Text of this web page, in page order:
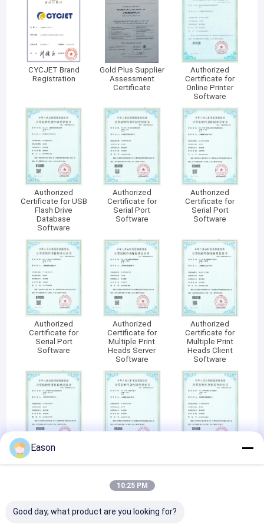
Imprimante Consumables
CYCJET Brand
Registration
Gold Plus Supplier
Assessment
Certificate
Authorized
Certificate for
Online Printer
Software
Authorized
Certificate for USB
Flash Drive
Database
Software
Authorized
Certificate for
Serial Port
Software
Authorized
Certificate for
Serial Port
Software
Authorized
Certificate for
Serial Port
Software
Authorized
Certificate for
Multiple Print
Heads Server
Software
Authorized
Certificate for
Multiple Print
Heads Client
Software
Certificate for PC
Certificate for
Software
Certificate for
Visite de client et service sur place :
Comme entreprise de pointe, des produits de série de CYCJET
ont été exportés vers plus de 120 pays et régions, telles que les
Etats-Unis, Grande-Bretagne, France, Allemagne, Malaisie,
Brésil, etc… reçus fortement recommandé par les clients
domestiques et étrangers.
Eason
10:25 PM
Good day, what product are you looking for?